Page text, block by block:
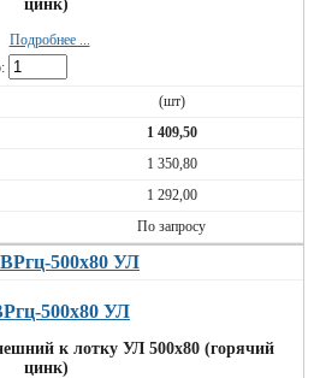
цинк)
Подробнее ...
(шт)
1 409,50
1 350,80
1 292,00
По запросу
500х80 УЛ
к лотку УЛ 500х80 (горячий
цинк)